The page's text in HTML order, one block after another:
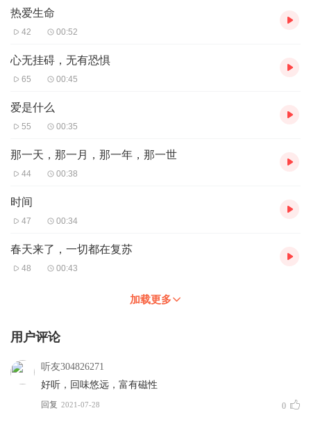
热爱生命
42 00:52
心无挂碍，无有恐惧
65 00:45
爱是什么
55 00:35
那一天，那一月，那一年，那一世
44 00:38
时间
47 00:34
春天来了，一切都在复苏
48 00:43
加载更多
用户评论
听友304826271
好听，回味悠远，富有磁性
回复 2021-07-28 0